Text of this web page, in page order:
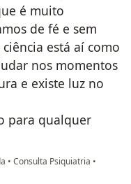
é muito
de fé e sem
está aí como
nos momentos
e existe luz no
para qualquer
• Consulta Psiquiatria •